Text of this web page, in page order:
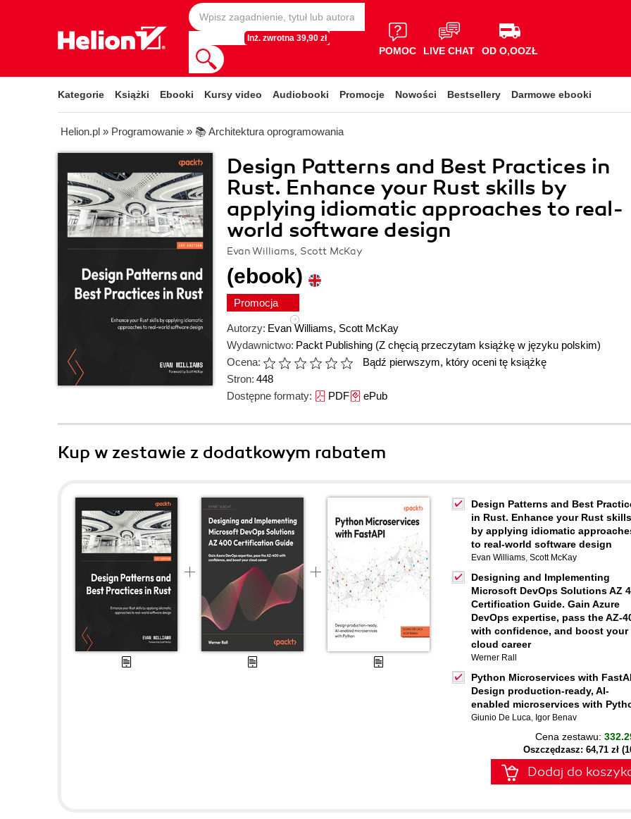
Inż. zwrotna 39,90 zł
POMOC LIVE CHAT OD O,OOZŁ
Kategorie Książki Ebooki Kursy video Audiobooki Promocje Nowości Bestsellery Darmowe ebooki
Helion.pl » Programowanie » 📚 Architektura oprogramowania
Design Patterns and Best Practices in
Rust. Enhance your Rust skills by
applying idiomatic approaches to real-
world software design
Evan Williams, Scott McKay
(ebook)
Promocja
Autorzy: Evan Williams, Scott McKay
Wydawnictwo: Packt Publishing (Z chęcią przeczytam książkę w języku polskim)
Ocena:
Bądź pierwszym, który oceni tę książkę
Stron: 448
Dostępne formaty: PDFePub
Kup w zestawie z dodatkowym rabatem
Design Patterns and Best
in Rust. Enhance your Rust skills
by applying idiomatic
to real-world software design
Evan Williams, Scott McKay
Designing and Implementing
Microsoft DevOps Solutions AZ
Certification Guide. Gain Azure
DevOps expertise, pass the AZ-
with confidence, and boost your
cloud career
Werner Rall
Python Microservices with
Design production-ready, AI-
enabled microservices with
Giunio De Luca, Igor Benav
Cena zestawu:
Oszczędzasz: 64,71 zł
Dodaj do